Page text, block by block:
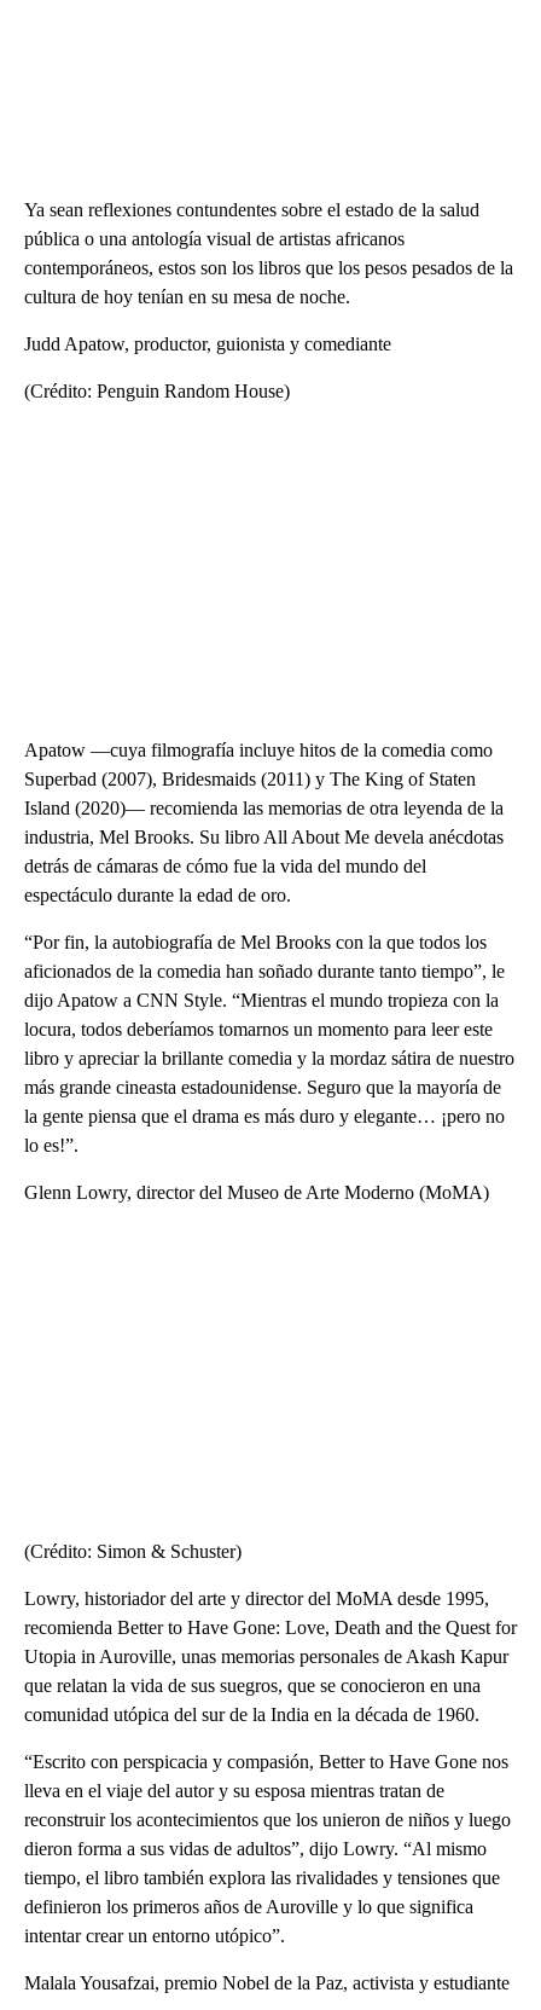
Ya sean reflexiones contundentes sobre el estado de la salud
pública o una antología visual de artistas africanos
contemporáneos, estos son los libros que los pesos pesados de la
cultura de hoy tenían en su mesa de noche.
Judd Apatow, productor, guionista y comediante
(Crédito: Penguin Random House)
Apatow —cuya filmografía incluye hitos de la comedia como
Superbad (2007), Bridesmaids (2011) y The King of Staten
Island (2020)— recomienda las memorias de otra leyenda de la
industria, Mel Brooks. Su libro All About Me devela anécdotas
detrás de cámaras de cómo fue la vida del mundo del
espectáculo durante la edad de oro.
“Por fin, la autobiografía de Mel Brooks con la que todos los
aficionados de la comedia han soñado durante tanto tiempo”, le
dijo Apatow a CNN Style. “Mientras el mundo tropieza con la
locura, todos deberíamos tomarnos un momento para leer este
libro y apreciar la brillante comedia y la mordaz sátira de nuestro
más grande cineasta estadounidense. Seguro que la mayoría de
la gente piensa que el drama es más duro y elegante… ¡pero no
lo es!”.
Glenn Lowry, director del Museo de Arte Moderno (MoMA)
(Crédito: Simon & Schuster)
Lowry, historiador del arte y director del MoMA desde 1995,
recomienda Better to Have Gone: Love, Death and the Quest for
Utopia in Auroville, unas memorias personales de Akash Kapur
que relatan la vida de sus suegros, que se conocieron en una
comunidad utópica del sur de la India en la década de 1960.
“Escrito con perspicacia y compasión, Better to Have Gone nos
lleva en el viaje del autor y su esposa mientras tratan de
reconstruir los acontecimientos que los unieron de niños y luego
dieron forma a sus vidas de adultos”, dijo Lowry. “Al mismo
tiempo, el libro también explora las rivalidades y tensiones que
definieron los primeros años de Auroville y lo que significa
intentar crear un entorno utópico”.
Malala Yousafzai, premio Nobel de la Paz, activista y estudiante